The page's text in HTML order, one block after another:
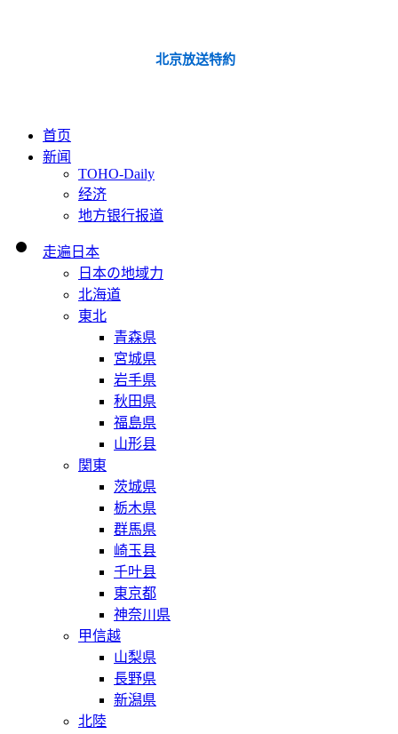
北京放送特約
首页
新闻
TOHO-Daily
经济
地方银行报道
走遍日本
日本の地域力
北海道
東北
青森県
宮城県
岩手県
秋田県
福島県
山形县
関東
茨城県
栃木県
群馬県
崎玉县
千叶县
東京都
神奈川県
甲信越
山梨県
長野県
新潟県
北陸